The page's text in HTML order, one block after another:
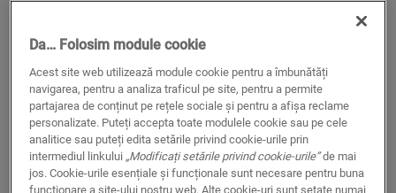
Pentru pardoseală din vinilin
Strat superior rezistent la zgâriere
Da… Folosim module cookie
Acest site web utilizează module cookie pentru a îmbunătăți
navigarea, pentru a analiza traficul pe site, pentru a permite
partajarea de conținut pe rețele sociale și pentru a afișa reclame
personalizate. Puteți accepta toate modulele cookie sau pe cele
analitice sau puteți edita setările privind cookie-urile prin
intermediul linkului „Modificați setările privind cookie-urile”de mai
jos. Cookie-urile esențiale și funcționale sunt necesare pentru buna
funcționare a site-ului nostru web. Alte cookie-uri sunt setate numai